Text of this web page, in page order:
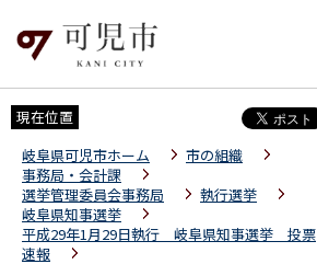
現在位置
岐阜県可児市ホーム
市の組織
事務局・会計課
選挙管理委員会事務局
執行選挙
岐阜県知事選挙
平成29年1月29日執行 岐阜県知事選挙 投票
速報